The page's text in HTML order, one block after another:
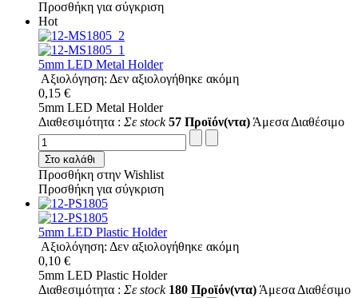
Προσθήκη για σύγκριση
Hot
5mm LED Metal Holder
Αξιολόγηση: Δεν αξιολογήθηκε ακόμη
0,15 €
5mm LED Metal Holder
Διαθεσιμότητα : Σε stock 57 Προϊόν(ντα) Άμεσα Διαθέσιμο
Στο καλάθι
Προσθήκη στην Wishlist
Προσθήκη για σύγκριση
5mm LED Plastic Holder
Αξιολόγηση: Δεν αξιολογήθηκε ακόμη
0,10 €
5mm LED Plastic Holder
Διαθεσιμότητα : Σε stock 180 Προϊόν(ντα) Άμεσα Διαθέσιμο